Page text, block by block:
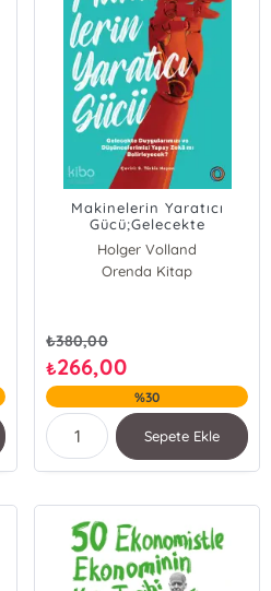
Makinelerin Yaratıcı
Gücü;Gelecekte
Duygularımızı ve
Düşüncelerimizi Yapay
Zekâ mı Belirleyecek?
Holger Volland
Orenda Kitap
₺380,00
₺266,00
%30
Sepete Ekle